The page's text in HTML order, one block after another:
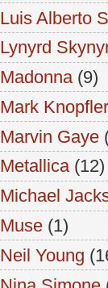
Luis Alberto
Lynyrd
Madonna (9)
Mark Knopfler
Marvin Gaye
Metallica (12)
Michael
Muse (1)
Neil Young